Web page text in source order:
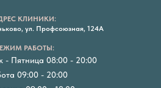
КЛИНИКИ:
ул. Профсоюзная, 124А
РАБОТЫ:
- Пятница 08:00 - 20:00
09:00 - 20:00